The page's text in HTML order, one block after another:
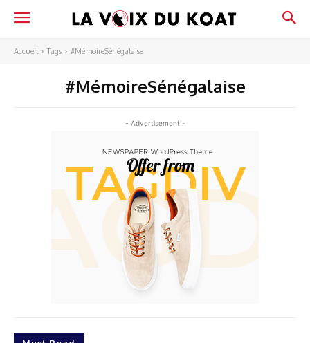
Accueil Tags #MémoireSénégalaise
#MémoireSénégalaise
- Advertisement -